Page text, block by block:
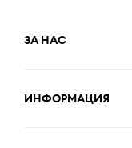
ЗА НАС
ИНФОРМАЦИЯ